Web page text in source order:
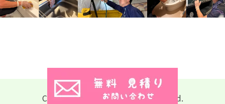
Copyright © 2026 All Rights Reserved.